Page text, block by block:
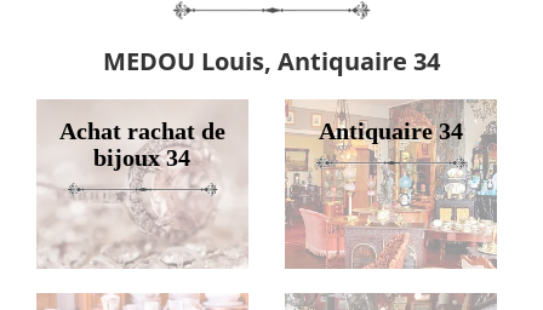
MEDOU Louis, Antiquaire 34
Achat rachat de
bijoux 34
Antiquaire 34